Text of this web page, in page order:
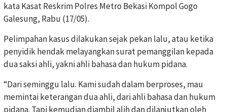
kata Kasat Reskrim Polres Metro Bekasi Kompol Gogo
Galesung, Rabu (17/05).
Pelimpahan kasus dilakukan sejak pekan lalu, atau ketika
penyidik hendak melayangkan surat pemanggilan kepada
dua saksi ahli, yakni ahli bahasa dan hukum pidana.
“Dari seminggu lalu. Kami sudah dalam berproses, mau
memintai keterangan dua ahli, dari ahli bahasa dan hukum
pidana. Tapi kemudian diambil alih dan dilanjutkan oleh